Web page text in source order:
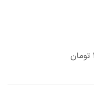
تومان